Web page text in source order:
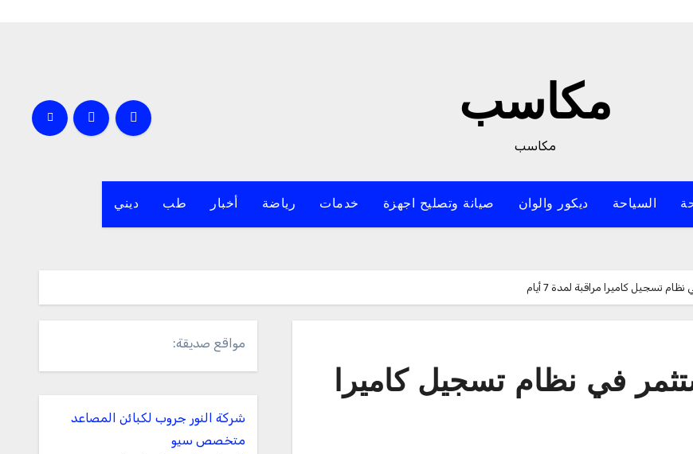
مكاسب
مكاسب
السياحة ديكور والوان صيانة وتصليح اجهزة خدمات رياضة أخبار طب ديني
في نظام تسجيل كاميرا
مواقع صديقة:
شركة النور جروب لكبائن المصاعد
متخصص سيو